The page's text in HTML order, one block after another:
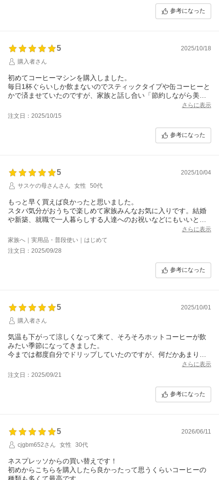
アプリからコーヒーを入れるだけでポイントが貯まるのとスロッ
トがあってゲーム感覚で楽しいのですが繋がらないストレスでア
参考になった
5
2025/10/18
購入者さん
初めてコーヒーマシンを購入しました。
毎日1杯ぐらいしか飲まないのでスティックタイプや缶コーヒーと
かで済ませていたのですが、家族と話し合い「節約しながら美味
贅沢品のイメージが強く縁がないと思っていましたが、今や物価
高で缶コーヒーも高くなってきたので長く使えばお得だと思うよ
こちらはメンテナンスが思ってた以上に簡単で、使い方は慣れれ
外で購入する事はなくなりそうです。大切に使いたいと思いま
す。
さらに表示
注文日：2025/10/15
参考になった
5
2025/10/04
サスケの母さんさん
女性 50代
もっと早く買えば良かったと思いました。
スタバ気分がおうちで楽しめて家族みんなお気に入りです。結婚
や新築、就職で一人暮らしする人達へのお祝いなどにもいいと思
います。使い始めて半年、コーヒーは本当に美味しいです。とて
も満足なのですが、使っていて気がついたことがあるので改善さ
れたらいいなぁと思います。一つは、コーヒーが飛び散ることで
す。自作のガードをしています。何かよい方法あったらお願いし
ます。もう一つは、タンブラーに入れるとき斜めにしなくてはい
けないので、丸いトレーを全て取り外せるようにしてもらいたい
さらに表示
家族へ｜実用品・普段使い｜はじめて
注文日：2025/09/28
参考になった
5
2025/10/01
購入者さん
気温も下がって涼しくなって来て、そろそろホットコーヒーが飲
みたい季節になってきました。
今までは都度自分でドリップしていたのですが、何だかあまり美
味しくないので（自分の入れ方が悪いのですが）マシンの力を借
りようと購入を決めました。
まさに先程カプチーノを抽出したのですが、やり方が分からず四
ただ、使用済みのカプセルはお湯が溜まっているので処理がなか
なか大変です。
さらに表示
注文日：2025/09/21
参考になった
5
2026/06/11
cjgbm652さん
女性 30代
ネスプレッソからの買い替えです！
初めからこちらを購入したら良かったって思うくらいコーヒーの
種類も多くて最高です。